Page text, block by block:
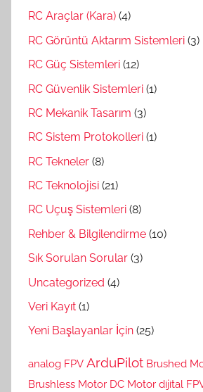
RC Araçlar (Kara) (4)
RC Görüntü Aktarım Sistemleri (3)
RC Güç Sistemleri (12)
RC Güvenlik Sistemleri (1)
RC Mekanik Tasarım (3)
RC Sistem Protokolleri (1)
RC Tekneler (8)
RC Teknolojisi (21)
RC Uçuş Sistemleri (8)
Rehber & Bilgilendirme (10)
Sık Sorulan Sorular (3)
Uncategorized (4)
Veri Kayıt (1)
Yeni Başlayanlar İçin (25)
analog FPV ArduPilot Brushed
Brushless Motor DC Motor dijital